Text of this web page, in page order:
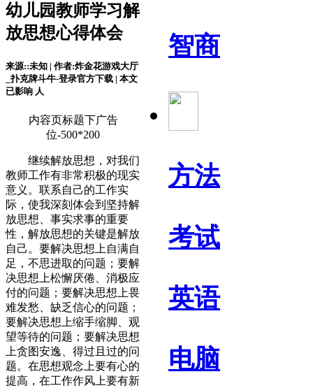
智商
方法
考试
英语
电脑
幼儿园教师学习解
放思想心得体会
来源::未知 | 作者:炸金花游戏大厅
_扑克牌斗牛-登录官方下载 | 本文
已影响 人
内容页标题下广告
位-500*200
继续解放思想，对我们
教师工作有非常积极的现实
意义。联系自己的工作实
际，使我深刻体会到坚持解
放思想、事实求事的重要
性，解放思想的关键是解放
自己。要解决思想上自满自
足，不思进取的问题；要解
决思想上松懈厌倦、消极应
付的问题；要解决思想上畏
难发愁、缺乏信心的问题；
要解决思想上缩手缩脚、观
望等待的问题；要解决思想
上贪图安逸、得过且过的问
题。在思想观念上要有心的
提高，在工作作风上要有新